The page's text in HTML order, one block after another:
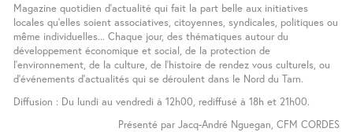
Magazine quotidien d’actualité qui fait la part belle aux initiatives
locales qu’elles soient associatives, citoyennes, syndicales, politiques ou
même individuelles... Chaque jour, des thématiques autour du
développement économique et social, de la protection de
l’environnement, de la culture, de l’histoire de rendez vous culturels, ou
d’événements d’actualités qui se déroulent dans le Nord du Tarn.
Diffusion : Du lundi au vendredi à 12h00, rediffusé à 18h et 21h00.
Présenté par Jacq-André Nguegan, CFM CORDES